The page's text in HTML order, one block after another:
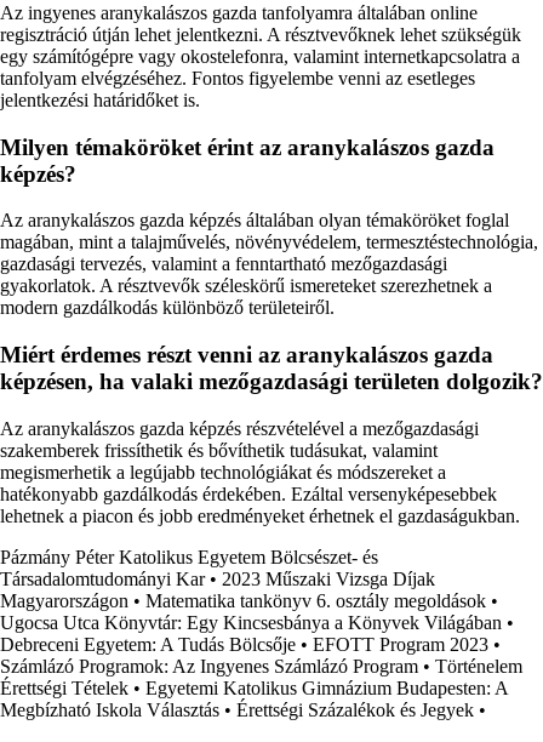
Az ingyenes aranykalászos gazda tanfolyamra általában online
regisztráció útján lehet jelentkezni. A résztvevőknek lehet szükségük
egy számítógépre vagy okostelefonra, valamint internetkapcsolatra a
tanfolyam elvégzéséhez. Fontos figyelembe venni az esetleges
jelentkezési határidőket is.
Milyen témaköröket érint az aranykalászos gazda
képzés?
Az aranykalászos gazda képzés általában olyan témaköröket foglal
magában, mint a talajművelés, növényvédelem, termesztéstechnológia,
gazdasági tervezés, valamint a fenntartható mezőgazdasági
gyakorlatok. A résztvevők széleskörű ismereteket szerezhetnek a
modern gazdálkodás különböző területeiről.
Miért érdemes részt venni az aranykalászos gazda
képzésen, ha valaki mezőgazdasági területen dolgozik?
Az aranykalászos gazda képzés részvételével a mezőgazdasági
szakemberek frissíthetik és bővíthetik tudásukat, valamint
megismerhetik a legújabb technológiákat és módszereket a
hatékonyabb gazdálkodás érdekében. Ezáltal versenyképesebbek
lehetnek a piacon és jobb eredményeket érhetnek el gazdaságukban.
Pázmány Péter Katolikus Egyetem Bölcsészet- és
Társadalomtudományi Kar• 2023 Műszaki Vizsga Díjak
Magyarországon • Matematika tankönyv 6. osztály megoldások •
Ugocsa Utca Könyvtár: Egy Kincsesbánya a Könyvek Világában •
Debreceni Egyetem: A Tudás Bölcsője • EFOTT Program 2023 •
Számlázó Programok: Az Ingyenes Számlázó Program • Történelem
Érettségi Tételek • Egyetemi Katolikus Gimnázium Budapesten: A
Megbízható Iskola Választás • Érettségi Százalékok és Jegyek •